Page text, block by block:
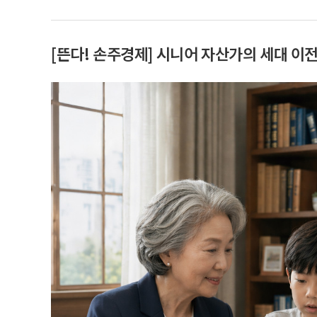
[뜬다! 손주경제] 시니어 자산가의 세대 이